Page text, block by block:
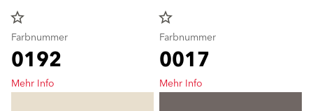
star_border
Farbnummer
0192
Mehr Info
star_border
Farbnummer
0017
Mehr Info